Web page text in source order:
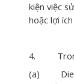
kiện việc
hoặc lợi
4. Trong
(a) Dielac